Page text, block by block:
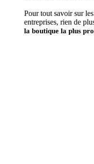
Pour tout savoir sur
entreprises, rien de
la boutique la plus